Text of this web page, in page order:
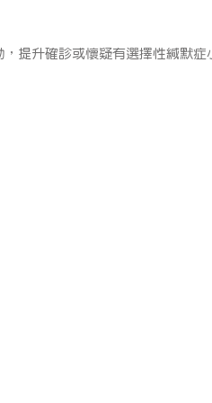
提升確診或懷疑有選擇性緘默